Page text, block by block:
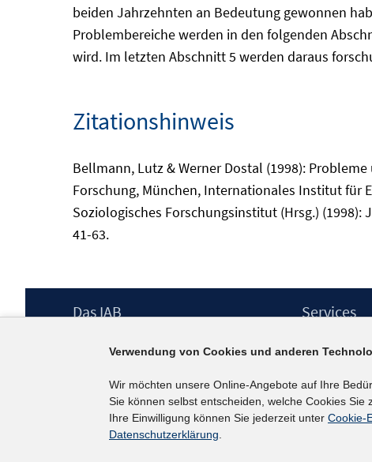
beiden Jahrzehnten an Bedeutung gewonnen
Problembereiche werden in den folgenden
wird. Im letzten Abschnitt 5 werden daraus
Zitationshinweis
Bellmann, Lutz & Werner Dostal (1998):
Forschung, München, Internationales Institut für
Soziologisches Forschungsinstitut (Hrsg.)
41-63.
Footer
Das IAB
Berufsforschung (IAB) – unser Leitbild
Institutsleitung
Graduiertenprogramm
Befragungen
Projekte
Services
IAB-
Kontakt
Verwendung von Cookies und anderen
Wir möchten unsere Online-Angebote auf Ihre
Sie können selbst entscheiden, welche Cookies Sie
Ihre Einwilligung können Sie jederzeit unter Cookie-
Datenschutzerklärung.